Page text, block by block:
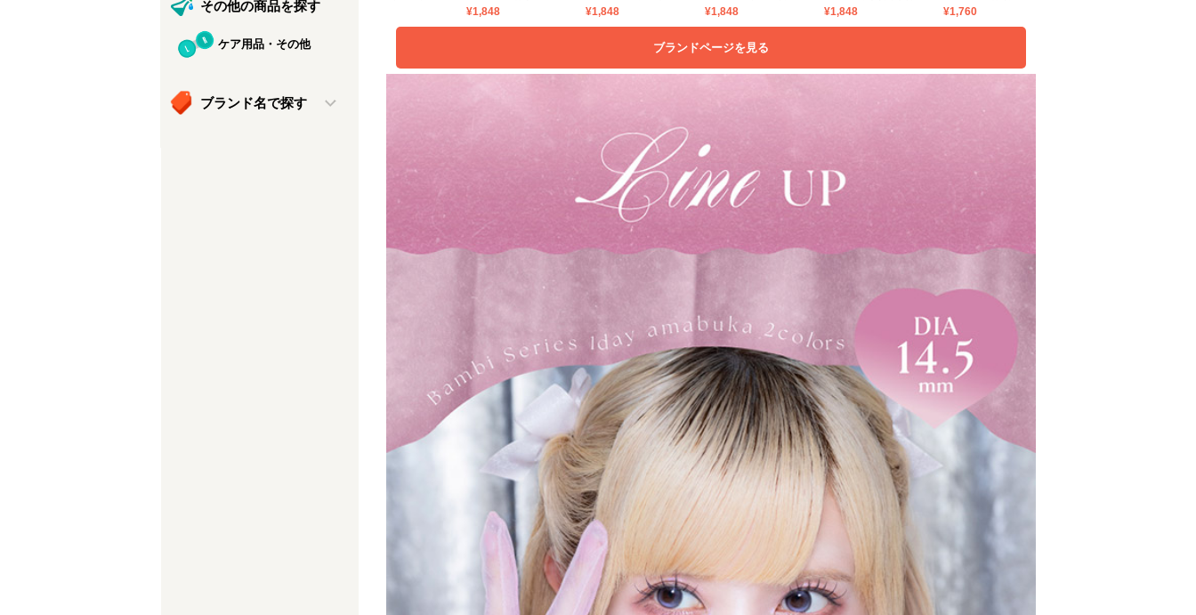
その他の商品を探す
ケア用品・その他
ブランド名で探す
デーNEW
¥1,848
デーNEW
¥1,848
デーNEW
¥1,848
デーNEW
¥1,848 ¥1,760
デーNEW
ブランドページを見る